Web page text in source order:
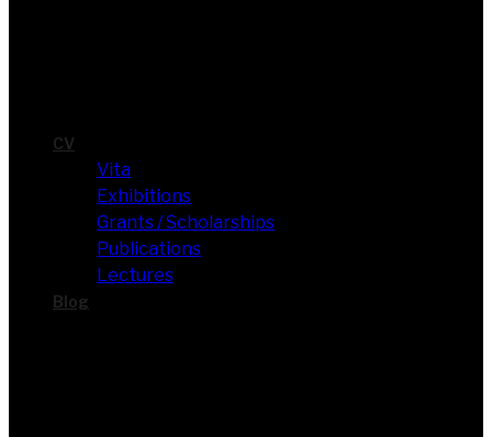
CV
Vita
Exhi­bi­ti­ons
Grants / Scholarships
Publi­ca­ti­ons
Lec­tures
Blog